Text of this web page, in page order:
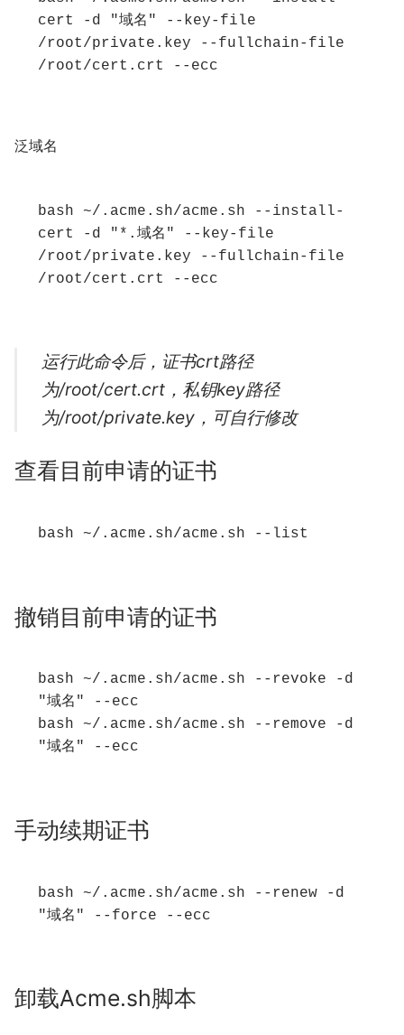
cert -d "域名" --key-file
/root/private.key --fullchain-file
/root/cert.crt --ecc
泛域名
bash ~/.acme.sh/acme.sh --install-
cert -d "*.域名" --key-file
/root/private.key --fullchain-file
/root/cert.crt --ecc
运行此命令后，证书crt路径
为/root/cert.crt，私钥key路径
为/root/private.key，可自行修改
查看目前申请的证书
bash ~/.acme.sh/acme.sh --list
撤销目前申请的证书
bash ~/.acme.sh/acme.sh --revoke -d
"域名" --ecc
bash ~/.acme.sh/acme.sh --remove -d
"域名" --ecc
手动续期证书
bash ~/.acme.sh/acme.sh --renew -d
"域名" --force --ecc
卸载Acme.sh脚本